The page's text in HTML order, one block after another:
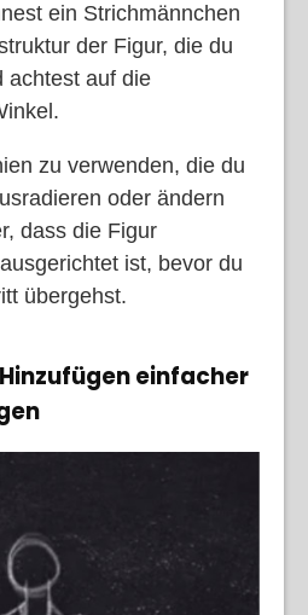
ein Strichmännchen
der Figur, die du
achtest auf die
zu verwenden, die du
oder ändern
dass die Figur
ist, bevor du
übergehst.
einfacher